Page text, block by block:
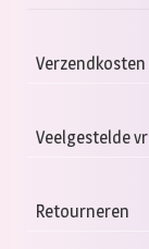
Verzendkosten
Veelgestelde
Retourneren